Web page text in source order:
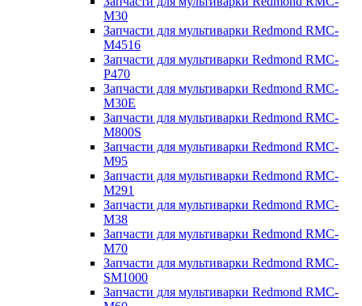
M30
Запчасти для мультиварки Redmond RMC-
M4516
Запчасти для мультиварки Redmond RMC-
P470
Запчасти для мультиварки Redmond RMC-
M30E
Запчасти для мультиварки Redmond RMC-
M800S
Запчасти для мультиварки Redmond RMC-
M95
Запчасти для мультиварки Redmond RMC-
M291
Запчасти для мультиварки Redmond RMC-
M38
Запчасти для мультиварки Redmond RMC-
M70
Запчасти для мультиварки Redmond RMC-
SM1000
Запчасти для мультиварки Redmond RMC-